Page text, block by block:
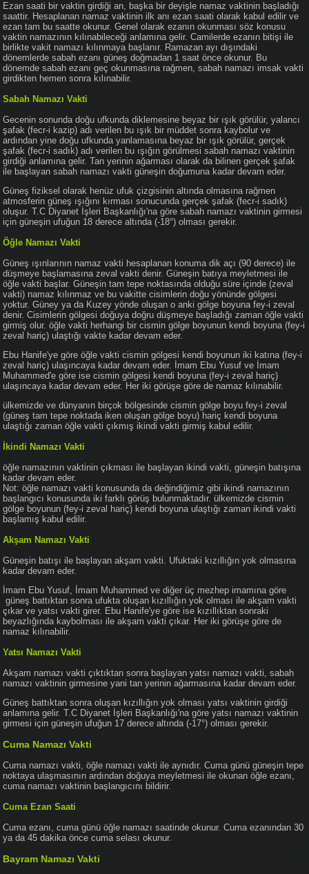
Ezan saati bir vaktin girdiği an, başka bir deyişle namaz vaktinin başladığı
saattir. Hesaplanan namaz vaktinin ilk anı ezan saati olarak kabul edilir ve
ezan tam bu saatte okunur. Genel olarak ezanın okunması söz konusu
vaktin namazının kılınabileceği anlamına gelir. Camilerde ezanın bitişi ile
birlikte vakit namazı kılınmaya başlanır. Ramazan ayı dışındaki
dönemlerde sabah ezanı güneş doğmadan 1 saat önce okunur. Bu
dönemde sabah ezanı geç okunmasına rağmen, sabah namazı imsak vakti
girdikten hemen sonra kılınabilir.
Sabah Namazı Vakti
Gecenin sonunda doğu ufkunda diklemesine beyaz bir ışık görülür, yalancı
şafak (fecr-i kazip) adı verilen bu ışık bir müddet sonra kaybolur ve
ardından yine doğu ufkunda yanlamasına beyaz bir ışık görülür, gerçek
şafak (fecr-i sadık) adı verilen bu ışığın görülmesi sabah namazı vaktinin
girdiği anlamına gelir. Tan yerinin ağarması olarak da bilinen gerçek şafak
ile başlayan sabah namazı vakti güneşin doğumuna kadar devam eder.
Güneş fiziksel olarak henüz ufuk çizgisinin altında olmasına rağmen
atmosferin güneş ışığını kırması sonucunda gerçek şafak (fecr-i sadık)
oluşur. T.C Diyanet İşleri Başkanlığı'na göre sabah namazı vaktinin girmesi
için güneşin ufuğun 18 derece altında (-18°) olması gerekir.
Öğle Namazı Vakti
Güneş ışınlarının namaz vakti hesaplanan konuma dik açı (90 derece) ile
düşmeye başlamasına zeval vakti denir. Güneşin batıya meyletmesi ile
öğle vakti başlar. Güneşin tam tepe noktasında olduğu süre içinde (zeval
vakti) namaz kılınmaz ve bu vakitte cisimlerin doğu yönünde gölgesi
yoktur. Güney ya da Kuzey yönde oluşan o anki gölge boyuna fey-i zeval
denir. Cisimlerin gölgesi doğuya doğru düşmeye başladığı zaman öğle vakti
girmiş olur. öğle vakti herhangi bir cismin gölge boyunun kendi boyuna (fey-i
zeval hariç) ulaştığı vakte kadar devam eder.
Ebu Hanife'ye göre öğle vakti cismin gölgesi kendi boyunun iki katına (fey-i
zeval hariç) ulaşıncaya kadar devam eder. İmam Ebu Yusuf ve İmam
Muhammed'e göre ise cismin gölgesi kendi boyuna (fey-i zeval hariç)
ulaşıncaya kadar devam eder. Her iki görüşe göre de namaz kılınabilir.
ülkemizde ve dünyanın birçok bölgesinde cismin gölge boyu fey-i zeval
(güneş tam tepe noktada iken oluşan gölge boyu) hariç kendi boyuna
ulaştığı zaman öğle vakti çıkmış ikindi vakti girmiş kabul edilir.
İkindi Namazı Vakti
öğle namazının vaktinin çıkması ile başlayan ikindi vakti, güneşin batışına
kadar devam eder.
Not: öğle namazı vakti konusunda da değindiğimiz gibi ikindi namazının
başlangıcı konusunda iki farklı görüş bulunmaktadır. ülkemizde cismin
gölge boyunun (fey-i zeval hariç) kendi boyuna ulaştığı zaman ikindi vakti
başlamış kabul edilir.
Akşam Namazı Vakti
Güneşin batışı ile başlayan akşam vakti. Ufuktaki kızıllığın yok olmasına
kadar devam eder.
İmam Ebu Yusuf, İmam Muhammed ve diğer üç mezhep imamına göre
güneş battıktan sonra ufukta oluşan kızıllığın yok olması ile akşam vakti
çıkar ve yatsı vakti girer. Ebu Hanife'ye göre ise kızıllıktan sonraki
beyazlığında kaybolması ile akşam vakti çıkar. Her iki görüşe göre de
namaz kılınabilir.
Yatsı Namazı Vakti
Akşam namazı vakti çıktıktan sonra başlayan yatsı namazı vakti, sabah
namazı vaktinin girmesine yani tan yerinin ağarmasına kadar devam eder.
Güneş battıktan sonra oluşan kızıllığın yok olması yatsı vaktinin girdiği
anlamına gelir. T.C Diyanet İşleri Başkanlığı'na göre yatsı namazı vaktinin
girmesi için güneşin ufuğun 17 derece altında (-17°) olması gerekir.
Cuma Namazı Vakti
Cuma namazı vakti, öğle namazı vakti ile aynıdır. Cuma günü güneşin tepe
noktaya ulaşmasının ardından doğuya meyletmesi ile okunan öğle ezanı,
cuma namazı vaktinin başlangıcını bildirir.
Cuma Ezan Saati
Cuma ezanı, cuma günü öğle namazı saatinde okunur. Cuma ezanından 30
ya da 45 dakika önce cuma selası okunur.
Bayram Namazı Vakti